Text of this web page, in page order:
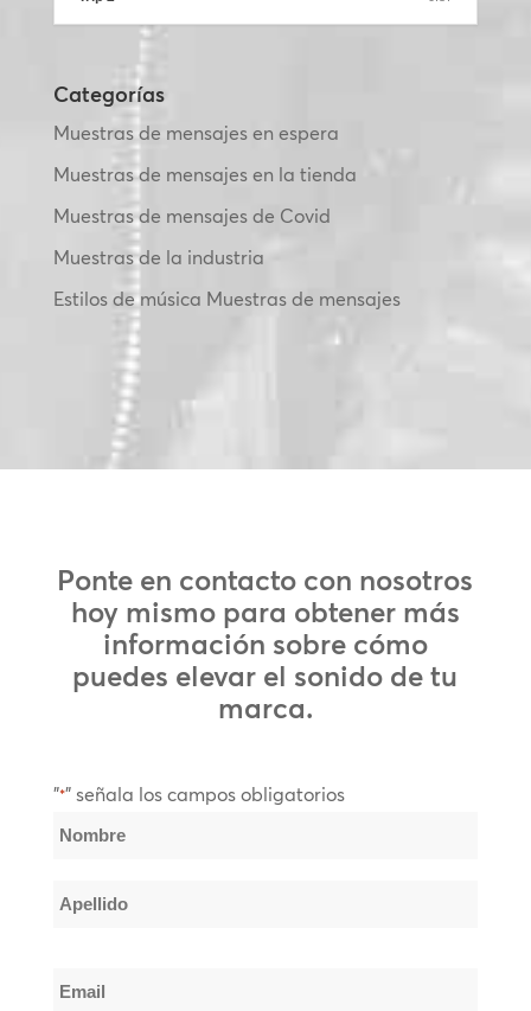
Categorías
Muestras de mensajes en espera
Muestras de mensajes en la tienda
Muestras de mensajes de Covid
Muestras de la industria
Estilos de música Muestras de mensajes
Ponte en contacto con nosotros
hoy mismo para obtener más
información sobre cómo
puedes elevar el sonido de tu
marca.
"*" señala los campos obligatorios
Nombre
Email